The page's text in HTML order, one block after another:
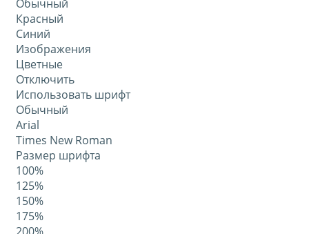
Обычный
Красный
Синий
Изображения
Цветные
Отключить
Использовать шрифт
Обычный
Arial
Times New Roman
Размер шрифта
100%
125%
150%
175%